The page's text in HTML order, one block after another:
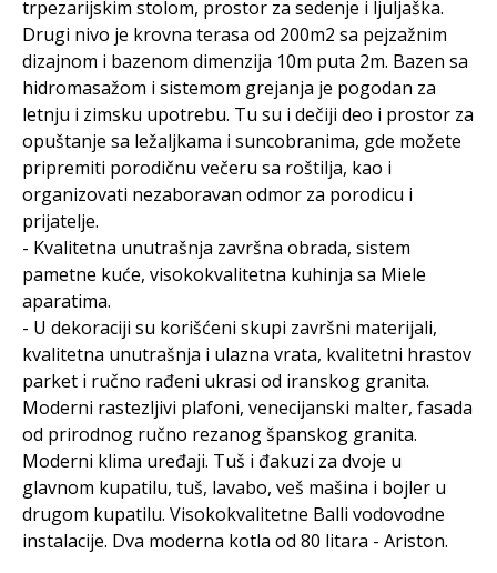
trpezarijskim stolom, prostor za sedenje i ljuljaška.
Drugi nivo je krovna terasa od 200m2 sa pejzažnim
dizajnom i bazenom dimenzija 10m puta 2m. Bazen sa
hidromasažom i sistemom grejanja je pogodan za
letnju i zimsku upotrebu. Tu su i dečiji deo i prostor za
opuštanje sa ležaljkama i suncobranima, gde možete
pripremiti porodičnu večeru sa roštilja, kao i
organizovati nezaboravan odmor za porodicu i
prijatelje.
- Kvalitetna unutrašnja završna obrada, sistem
pametne kuće, visokokvalitetna kuhinja sa Miele
aparatima.
- U dekoraciji su korišćeni skupi završni materijali,
kvalitetna unutrašnja i ulazna vrata, kvalitetni hrastov
parket i ručno rađeni ukrasi od iranskog granita.
Moderni rastezljivi plafoni, venecijanski malter, fasada
od prirodnog ručno rezanog španskog granita.
Moderni klima uređaji. Tuš i đakuzi za dvoje u
glavnom kupatilu, tuš, lavabo, veš mašina i bojler u
drugom kupatilu. Visokokvalitetne Balli vodovodne
instalacije. Dva moderna kotla od 80 litara - Ariston.